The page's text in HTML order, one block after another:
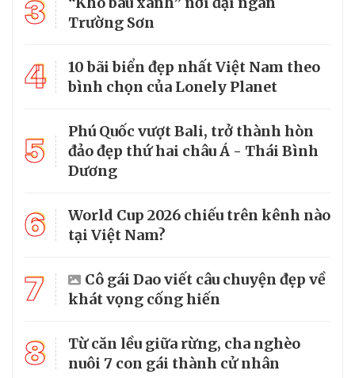
3
Trường Sơn
4
10 bãi biển đẹp nhất Việt Nam theo
bình chọn của Lonely Planet
5
Phú Quốc vượt Bali, trở thành hòn
đảo đẹp thứ hai châu Á - Thái Bình
Dương
6
World Cup 2026 chiếu trên kênh nào
tại Việt Nam?
7
Cô gái Dao viết câu chuyện đẹp về
khát vọng cống hiến
8
Từ căn lều giữa rừng, cha nghèo
nuôi 7 con gái thành cử nhân